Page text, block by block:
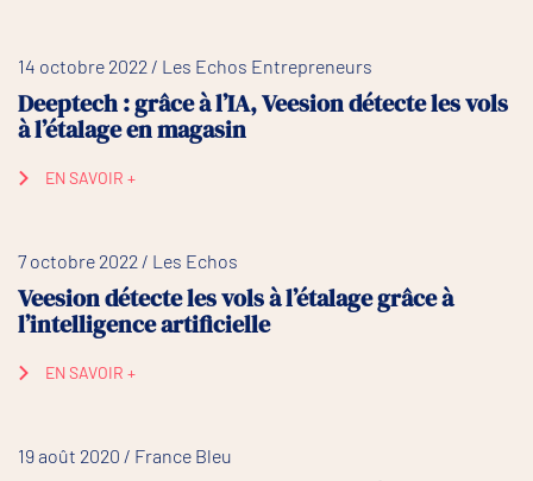
14 octobre 2022 / Les Echos Entrepreneurs
Deeptech : grâce à l’IA, Veesion détecte les vols
à l’étalage en magasin
EN SAVOIR +
7 octobre 2022 / Les Echos
Veesion détecte les vols à l’étalage grâce à
l’intelligence artificielle
EN SAVOIR +
19 août 2020 / France Bleu